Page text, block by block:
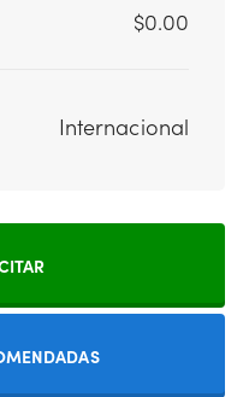
$0.00
Internacional